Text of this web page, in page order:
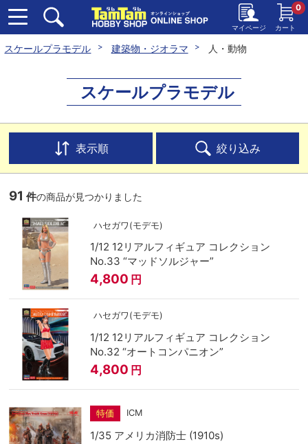
マイページ カート
0
スケールプラモデル 建築物・ジオラマ 人・動物
スケールプラモデル
表示順 絞り込み
91 件の商品が見つかりました
ハセガワ(モデモ)
1/12 12リアルフィギュア コレクション
No.33 “マッドソルジャー”
4,800 円
ハセガワ(モデモ)
1/12 12リアルフィギュア コレクション
No.32 “オートコンパニオン”
4,800 円
特価 ICM
1/35 アメリカ消防士 (1910s)